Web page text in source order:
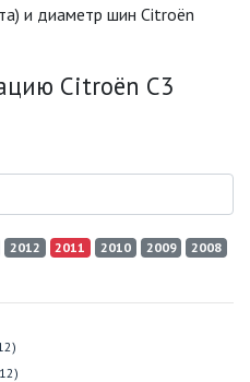
и диаметр шин Citroën
Citroën C3
2012 2011 2010 2009
2008